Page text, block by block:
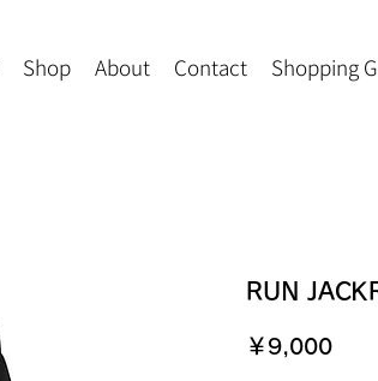
Shop About Contact Shopping
RUN
￥9,000価